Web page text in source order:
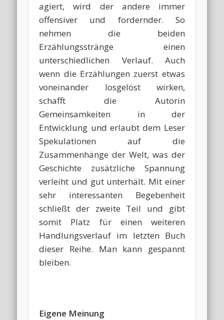
agiert, wird der andere immer
offensiver und fordernder. So
nehmen die beiden
Erzählungsstränge einen
unterschiedlichen Verlauf. Auch
wenn die Erzählungen zuerst etwas
voneinander losgelöst wirken,
schafft die Autorin
Gemeinsamkeiten in der
Entwicklung und erlaubt dem Leser
Spekulationen auf die
Zusammenhänge der Welt, was der
Geschichte zusätzliche Spannung
verleiht und gut unterhält. Mit einer
sehr interessanten Begebenheit
schließt der zweite Teil und gibt
somit Platz für einen weiteren
Handlungsverlauf im letzten Buch
dieser Reihe. Man kann gespannt
bleiben.
Eigene Meinung